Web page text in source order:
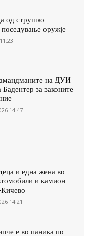
од струшко
оружје
на ДУИ
за законите
14:47
и една жена во
и камион
14:21
е во паника по